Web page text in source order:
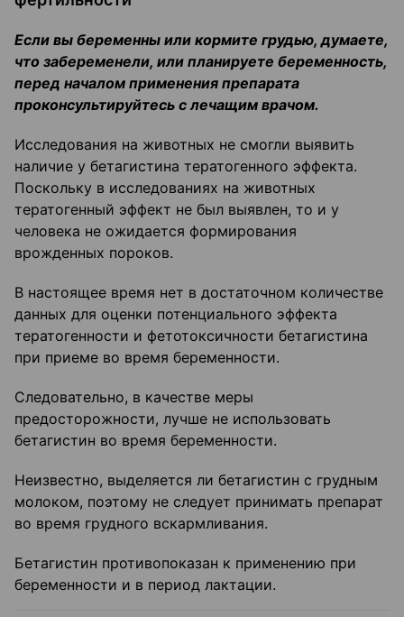
Если вы беременны или кормите грудью, думаете,
что забеременели, или планируете беременность,
перед началом применения препарата
проконсультируйтесь с лечащим врачом.
Исследования на животных не смогли выявить
наличие у бетагистина тератогенного эффекта.
Поскольку в исследованиях на животных
тератогенный эффект не был выявлен, то и у
человека не ожидается формирования
врожденных пороков.
В настоящее время нет в достаточном количестве
данных для оценки потенциального эффекта
тератогенности и фетотоксичности бетагистина
при приеме во время беременности.
Следовательно, в качестве меры
предосторожности, лучше не использовать
бетагистин во время беременности.
Неизвестно, выделяется ли бетагистин с грудным
молоком, поэтому не следует принимать препарат
во время грудного вскармливания.
Бетагистин противопоказан к применению при
беременности и в период лактации.